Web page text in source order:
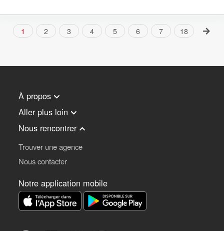
1 2 3 4 5 6 7 18
À propos
Aller plus loin
Nous rencontrer
Trouver une agence
Nous contacter
Notre application mobile